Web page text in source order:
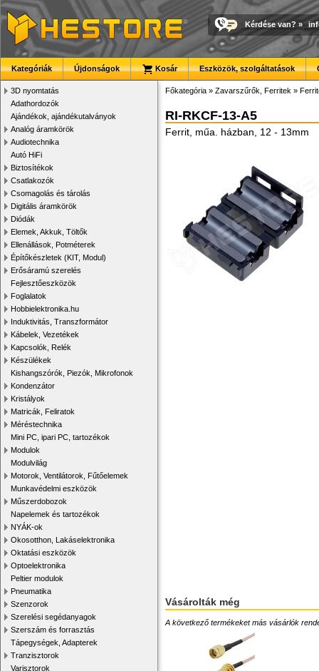
Kérdése van? »
Kategóriák Újdonságok Kosár Eszközök, szolgáltatások
3D nyomtatás
Adathordozók
Ajándékok, ajándékutalványok
Analóg áramkörök
Audiotechnika
Autó HiFi
Biztosítékok
Csatlakozók
Csomagolás és tárolás
Digitális áramkörök
Diódák
Elemek, Akkuk, Töltők
Ellenállások, Potméterek
Építőkészletek (KIT, Modul)
Erősáramú szerelés
Fejlesztőeszközök
Foglalatok
Hobbielektronika.hu
Induktivitás, Transzformátor
Kábelek, Vezetékek
Kapcsolók, Relék
Készülékek
Kishangszórók, Piezók, Mikrofonok
Kondenzátor
Kristályok
Matricák, Feliratok
Méréstechnika
Mini PC, ipari PC, tartozékok
Modulok
Modulvilág
Motorok, Ventilátorok, Fűtőelemek
Munkavédelmi eszközök
Műszerdobozok
Napelemek és tartozékok
NYÁK-ok
Okosotthon, Lakáselektronika
Oktatási eszközök
Optoelektronika
Peltier modulok
Pneumatika
Szenzorok
Szerelési segédanyagok
Szerszám és forrasztás
Tápegységek, Adapterek
Tranzisztorok
Varisztorok
Főkategória » Zavarszűrők, Ferritek »
RI-RKCF-13-A5
Ferrit, műa. házban, 12 - 13mm
Vásárolták még
A következő termékeket más vásárlók